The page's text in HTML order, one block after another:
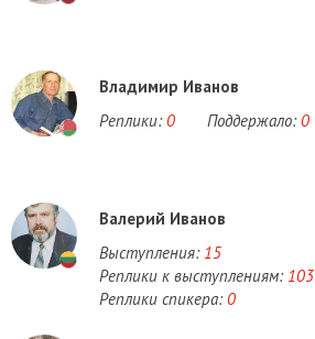
Владимир Иванов
Реплики: 0 Поддержало: 0
Валерий Иванов
Выступления: 15
Реплики к выступлениям: 103
Реплики спикера: 0